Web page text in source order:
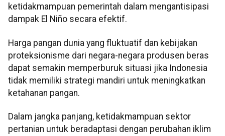
ketidakmampuan pemerintah dalam mengantisipasi
dampak El Niño secara efektif.
Harga pangan dunia yang fluktuatif dan kebijakan
proteksionisme dari negara-negara produsen beras
dapat semakin memperburuk situasi jika Indonesia
tidak memiliki strategi mandiri untuk meningkatkan
ketahanan pangan.
Dalam jangka panjang, ketidakmampuan sektor
pertanian untuk beradaptasi dengan perubahan iklim